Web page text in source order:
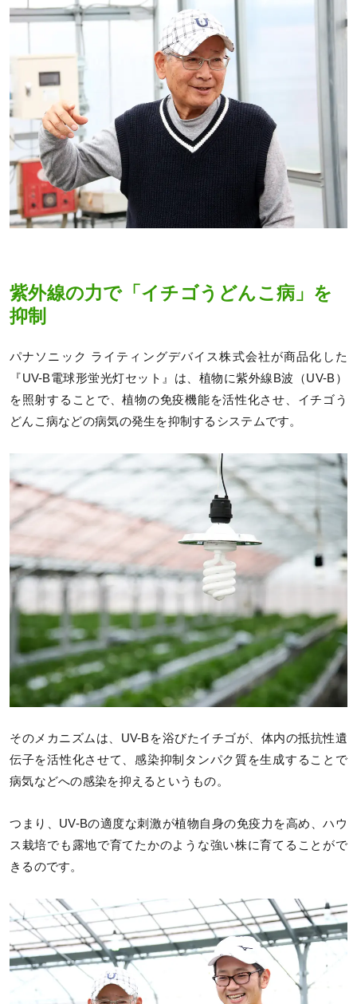
紫外線の力で「イチゴうどんこ病」を
抑制
パナソニック ライティングデバイス株式会社が商品化した
『UV-B電球形蛍光灯セット』は、植物に紫外線B波（UV-B）
を照射することで、植物の免疫機能を活性化させ、イチゴう
どんこ病などの病気の発生を抑制するシステムです。
そのメカニズムは、UV-Bを浴びたイチゴが、体内の抵抗性遺
伝子を活性化させて、感染抑制タンパク質を生成することで
病気などへの感染を抑えるというもの。
つまり、UV-Bの適度な刺激が植物自身の免疫力を高め、ハウ
ス栽培でも露地で育てたかのような強い株に育てることがで
きるのです。